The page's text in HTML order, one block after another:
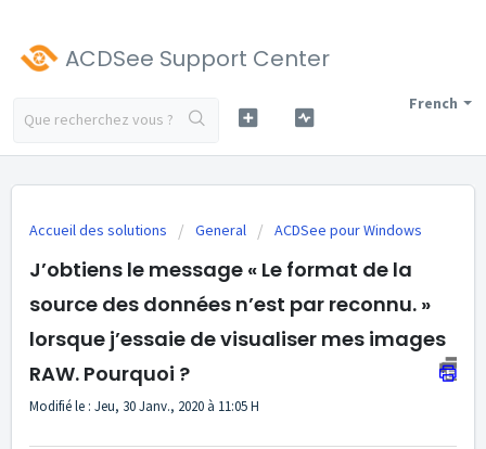
ACDSee Support Center
French
Accueil des solutions General ACDSee pour Windows
J’obtiens le message « Le format de la
source des données n’est par reconnu. »
lorsque j’essaie de visualiser mes images
RAW. Pourquoi ?
Modifié le : Jeu, 30 Janv., 2020 à 11:05 H